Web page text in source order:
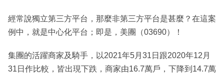
經常說獨立第三方平台，那麼非第三方平台是甚麼？在這案
例中，就是中心化平台；即是，美團（03690）！
集團的活躍商家及騎手，以2021年5月31日跟2020年12月
31日作比較，皆出現下跌，商家由16.7萬戶，下降到14.7萬